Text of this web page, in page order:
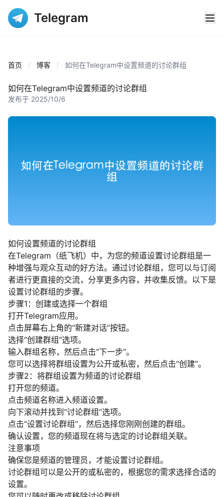
Telegram
首页 / 博客 / 如何在Telegram中设置频道的讨论群组
如何在Telegram中设置频道的讨论群组
发布于 2025/10/6
如何设置频道的讨论群组
在Telegram（纸飞机）中，为您的频道设置讨论群组是一
种增强与观众互动的好方法。通过讨论群组，您可以与订阅
者进行更直接的交流，分享更多内容，并收集反馈。以下是
设置讨论群组的步骤。
步骤1：创建或选择一个群组
打开Telegram应用。
点击屏幕右上角的“新建对话”按钮。
选择“创建群组”选项。
输入群组名称，然后点击“下一步”。
您可以选择将群组设置为公开或私密，然后点击“创建”。
步骤2：将群组设置为频道的讨论群组
打开您的频道。
点击频道名称进入频道设置。
向下滚动并找到“讨论群组”选项。
点击“设置讨论群组”，然后选择您刚刚创建的群组。
确认设置，您的频道现在将与选定的讨论群组关联。
注意事项
确保您是频道的管理员，才能设置讨论群组。
讨论群组可以是公开的或私密的，根据您的需求选择合适的
设置。